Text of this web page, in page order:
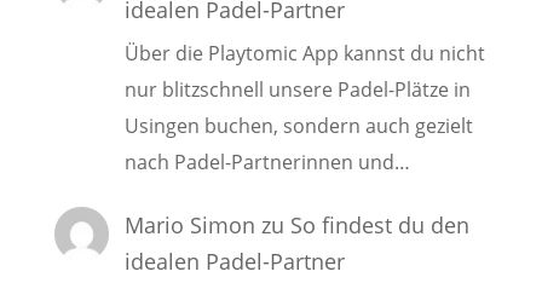
idealen Padel-Partner
Über die Playtomic App kannst du nicht
nur blitzschnell unsere Padel-Plätze in
Usingen buchen, sondern auch gezielt
nach Padel-Partnerinnen und…
Mario Simon zu So findest du den
idealen Padel-Partner